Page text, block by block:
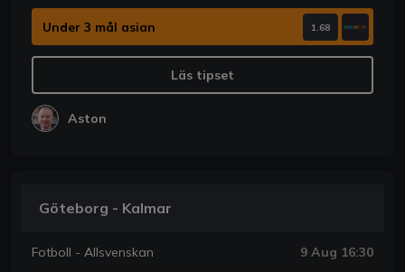
Under 3 mål asian 1.68
Läs tipset
Aston
Göteborg - Kalmar
Fotboll - Allsvenskan 9 Aug 16:30